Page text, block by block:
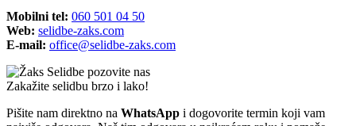
Mobilni tel: 060 501 04 50
Web: selidbe-zaks.com
E-mail: office@selidbe-zaks.com
Zakažite selidbu brzo i lako!
Pišite nam direktno na WhatsApp i dogovorite termin koji vam